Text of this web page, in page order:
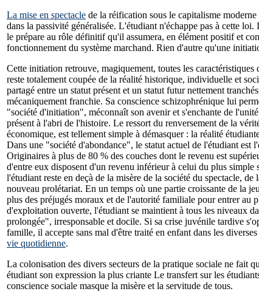
La mise en spectacle de la réification sous le capitalisme
dans la passivité généralisée. L'étudiant n'échappe pas à cette
le prépare au rôle définitif qu'il assumera, en élément positif et
fonctionnement du système marchand. Rien d'autre qu'une
Cette initiation retrouve, magiquement, toutes les
reste totalement coupée de la réalité historique, individuelle et
partagé entre un statut présent et un statut futur nettement
mécaniquement franchie. Sa conscience schizophrénique lui
"société d'initiation", méconnaît son avenir et s'enchante de
présent à l'abri de l'histoire. Le ressort du renversement de la
économique, est tellement simple à démasquer : la réalité
Dans une "société d'abondance", le statut actuel de l'étudiant est
Originaires à plus de 80 % des couches dont le revenu est
d'entre eux disposent d'un revenu inférieur à celui du plus simple
l'étudiant reste en deçà de la misère de la société du spectacle, de
nouveau prolétariat. En un temps où une partie croissante de la
plus des préjugés moraux et de l'autorité familiale pour entrer au
d'exploitation ouverte, l'étudiant se maintient à tous les niveaux
prolongée", irresponsable et docile. Si sa crise juvénile tardive
famille, il accepte sans mal d'être traité en enfant dans les
vie quotidienne.
La colonisation des divers secteurs de la pratique sociale ne fait
étudiant son expression la plus criante Le transfert sur les
conscience sociale masque la misère et la servitude de tous.